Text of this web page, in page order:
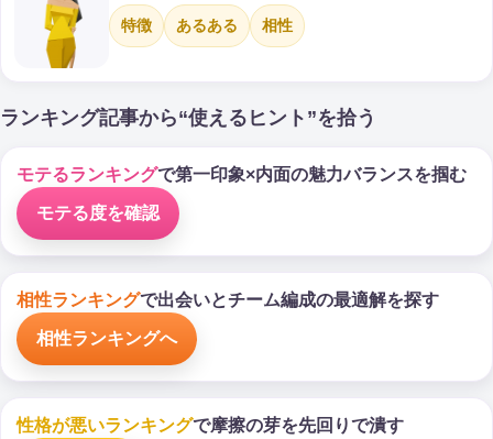
特徴 あるある 相性
ランキング記事から“使えるヒント”を拾う
モテるランキングで第一印象×内面の魅力バランスを掴む
モテる度を確認
相性ランキングで出会いとチーム編成の最適解を探す
相性ランキングへ
性格が悪いランキングで摩擦の芽を先回りで潰す